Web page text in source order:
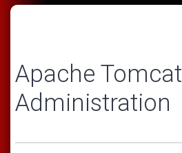
Apache Tomcat
Administration